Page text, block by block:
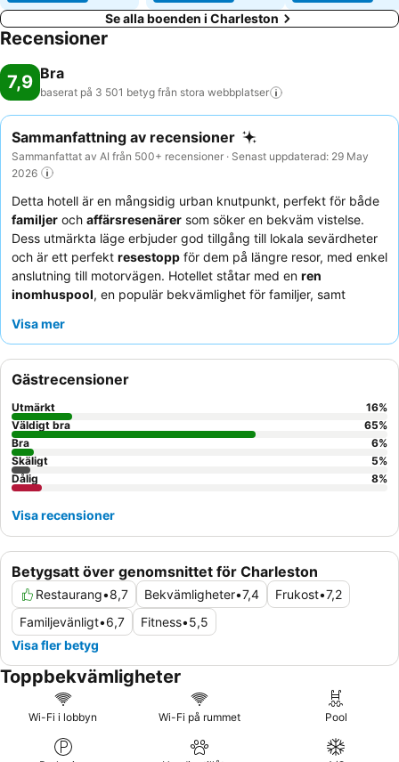
Se alla boenden i Charleston
Recensioner
7,9 Bra
baserat på 3 501 betyg från stora webbplatser
Sammanfattning av recensioner
Sammanfattat av AI från 500+ recensioner · Senast uppdaterad: 29 May
2026
Detta hotell är en mångsidig urban knutpunkt, perfekt för både
familjer och affärsresenärer som söker en bekväm vistelse.
Dess utmärkta läge erbjuder god tillgång till lokala sevärdheter
och är ett perfekt resestopp för dem på längre resor, med enkel
anslutning till motorvägen. Hotellet ståtar med en ren
inomhuspool, en populär bekvämlighet för familjer, samt
personalens hjälpsamhet
innehåller ofta höjdpunkter som
en lugnare upplevelse kan gäster föredra rum som inte vetter
mot motorvägen.
Visa mer
Betygsatt över genomsnittet för Charleston
Restaurang•8,7 Bekvämligheter•7,4 Frukost•7,2
Familjevänligt•6,7 Fitness•5,5
Visa fler betyg
Gästrecensioner
Utmärkt 16%
Väldigt bra
65%
Bra
6%
Skäligt
5%
Dålig
8%
Visa recensioner
Toppbekvämligheter
Wi-Fi i lobbyn Wi-Fi på rummet Pool